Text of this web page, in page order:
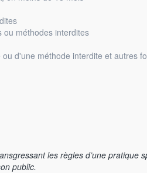
ou méthodes interdites
d'une méthode interdite et autres
les règles d’une pratique
public.